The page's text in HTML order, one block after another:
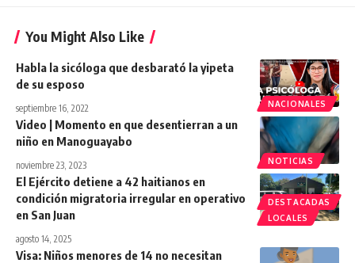
You Might Also Like
NACIONALES
Habla la sicóloga que desbarató la yipeta
de su esposo
septiembre 16, 2022
NOTICIAS
Video | Momento en que desentierran a un
niño en Manoguayabo
noviembre 23, 2023
DESTACADAS
LOCALES
El Ejército detiene a 42 haitianos en
condición migratoria irregular en operativo
en San Juan
agosto 14, 2025
Visa: Niños menores de 14 no necesitan